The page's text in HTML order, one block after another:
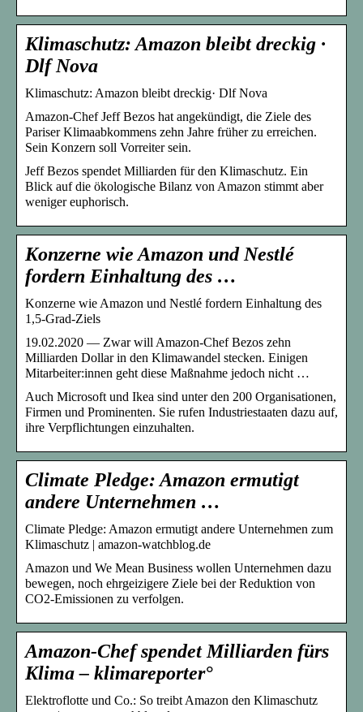
Klimaschutz: Amazon bleibt dreckig ·
Dlf Nova
Klimaschutz: Amazon bleibt dreckig· Dlf Nova
Amazon-Chef Jeff Bezos hat angekündigt, die Ziele des
Pariser Klimaabkommens zehn Jahre früher zu erreichen.
Sein Konzern soll Vorreiter sein.
Jeff Bezos spendet Milliarden für den Klimaschutz. Ein
Blick auf die ökologische Bilanz von Amazon stimmt aber
weniger euphorisch.
Konzerne wie Amazon und Nestlé
fordern Einhaltung des …
Konzerne wie Amazon und Nestlé fordern Einhaltung des
1,5-Grad-Ziels
19.02.2020 — Zwar will Amazon-Chef Bezos zehn
Milliarden Dollar in den Klimawandel stecken. Einigen
Mitarbeiter:innen geht diese Maßnahme jedoch nicht …
Auch Microsoft und Ikea sind unter den 200 Organisationen,
Firmen und Prominenten. Sie rufen Industriestaaten dazu auf,
ihre Verpflichtungen einzuhalten.
Climate Pledge: Amazon ermutigt
andere Unternehmen …
Climate Pledge: Amazon ermutigt andere Unternehmen zum
Klimaschutz | amazon-watchblog.de
Amazon und We Mean Business wollen Unternehmen dazu
bewegen, noch ehrgeizigere Ziele bei der Reduktion von
CO2-Emissionen zu verfolgen.
Amazon-Chef spendet Milliarden fürs
Klima – klimareporter°
Elektroflotte und Co.: So treibt Amazon den Klimaschutz